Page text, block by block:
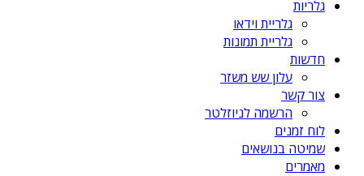
גלריות
גלריית וידאו
גלריית תמונות
חדשות
עלון שש משזר
צור קשר
הרשמה לניוזלטר
לוח זמנים
שמיטה בנושאים
מאמרים